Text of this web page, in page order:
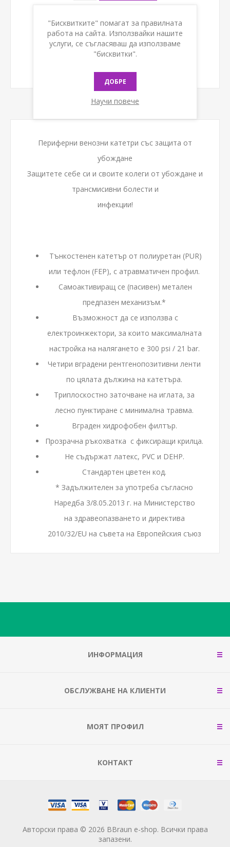
Периферни венозни катетри със защита от
убождане
Защитете себе си и своите колеги от убождане и
трансмисивни болести и
инфекции!
Тънкостенен катетър от полиуретан (PUR)
или тефлон (FEP), с атравматичен профил.
Самоактивиращ се (пасивен) метален
предпазен механизъм.*
Възможност да се използва с
електроинжектори, за които максималната
настройка на налягането е 300 psi / 21 bar.
Четири вградени рентгенопозитивни ленти
по цялата дължина на катетъра.
Триплоскостно заточване на иглата, за
лесно пунктиране с минимална травма.
Вграден хидрофобен филтър.
Прозрачна ръкохватка с фиксиращи крилца.
Не съдържат латекс, PVC и DEHP.
Стандартен цветен код.
* Задължителен за употреба съгласно
Наредба 3/8.05.2013 г. на Министерство
на здравеопазването и директива
2010/32/EU на съвета на Европейския съюз
ИНФОРМАЦИЯ
ОБСЛУЖВАНЕ НА КЛИЕНТИ
МОЯТ ПРОФИЛ
КОНТАКТ
Авторски права © 2026 BBraun e-shop. Всички права
запазени.
"Бисквитките" помагат за правилната
работа на сайта. Използвайки нашите
услуги, се съгласяваш да използваме
"бисквитки".
ДОБРЕ
Научи повече